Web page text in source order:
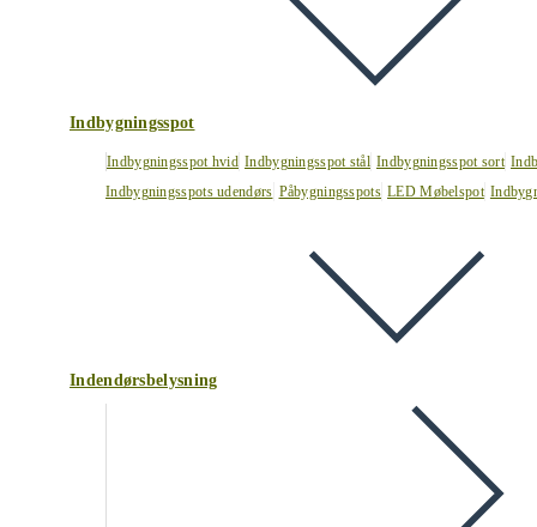
Indbygningsspot
Indbygningsspot hvid Indbygningsspot stål Indbygningsspot sort
Indbygningsspots udendørs Påbygningsspots LED Møbelspot
Indendørsbelysning